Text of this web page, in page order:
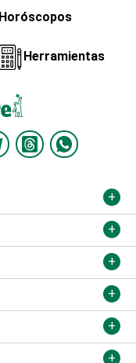
Horóscopos
Herramientas